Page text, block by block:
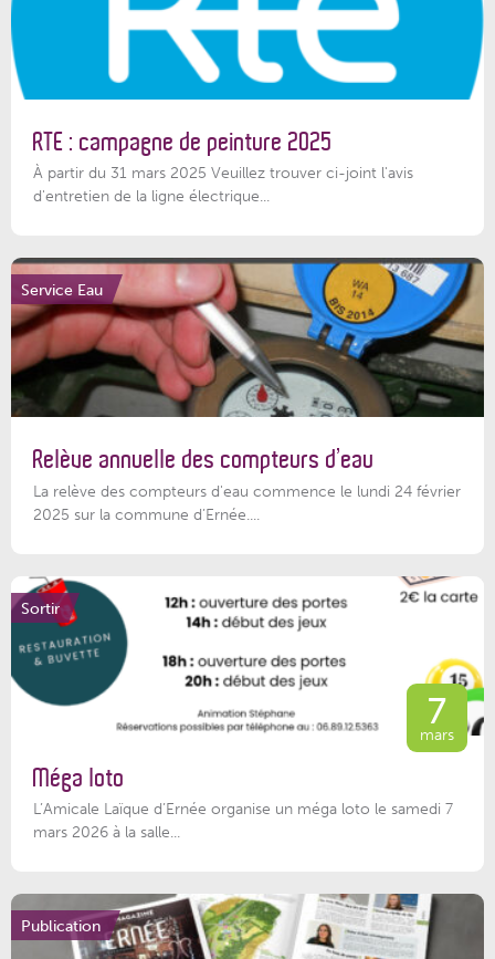
RTE : campagne de peinture 2025
À partir du 31 mars 2025 Veuillez trouver ci-joint l'avis
d'entretien de la ligne électrique...
Service Eau
Relève annuelle des compteurs d’eau
La relève des compteurs d'eau commence le lundi 24 février
2025 sur la commune d’Ernée....
Sortir
7
mars
Méga loto
L’Amicale Laïque d’Ernée organise un méga loto le samedi 7
mars 2026 à la salle...
Publication